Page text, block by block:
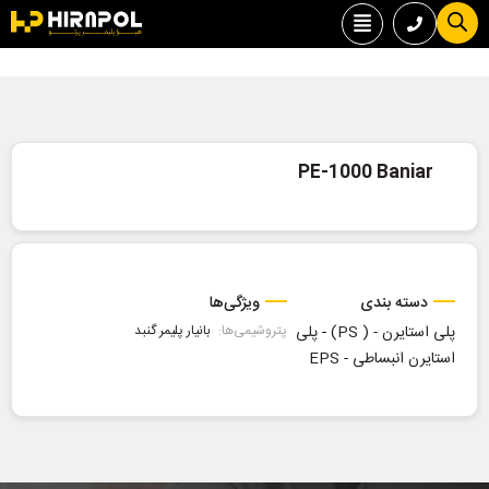
PE-1000 Baniar
دسته بندی
پلی استایرن - ( PS)
-پلی
استایرن انبساطی - EPS
ویژگی‌ها
پتروشیمی‌ها: بانیار پلیمر گنبد